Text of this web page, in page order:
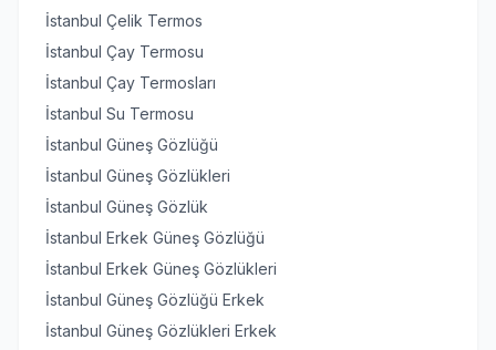
İstanbul Çelik Termos
İstanbul Çay Termosu
İstanbul Çay Termosları
İstanbul Su Termosu
İstanbul Güneş Gözlüğü
İstanbul Güneş Gözlükleri
İstanbul Güneş Gözlük
İstanbul Erkek Güneş Gözlüğü
İstanbul Erkek Güneş Gözlükleri
İstanbul Güneş Gözlüğü Erkek
İstanbul Güneş Gözlükleri Erkek